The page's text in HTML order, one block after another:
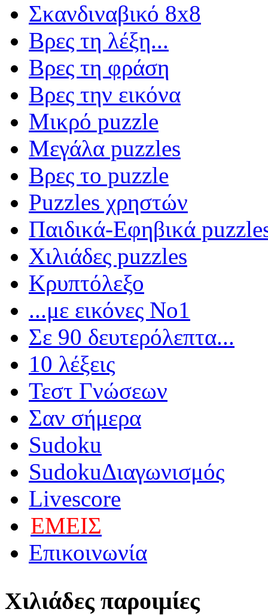
Σκανδιναβικό 8x8
Βρες τη λέξη...
Βρες τη φράση
Βρες την εικόνα
Μικρό puzzle
Μεγάλα puzzles
Βρες το puzzle
Puzzles χρηστών
Παιδικά-Εφηβικά
Χιλιάδες puzzles
Κρυπτόλεξο
...με εικόνες Νο1
Σε 90 δευτερόλεπτα...
10 λέξεις
Τεστ Γνώσεων
Σαν σήμερα
Sudoku
SudokuΔιαγωνισμός
Livescore
ΕΜΕΙΣ
Επικοινωνία
Χιλιάδες παροιμίες